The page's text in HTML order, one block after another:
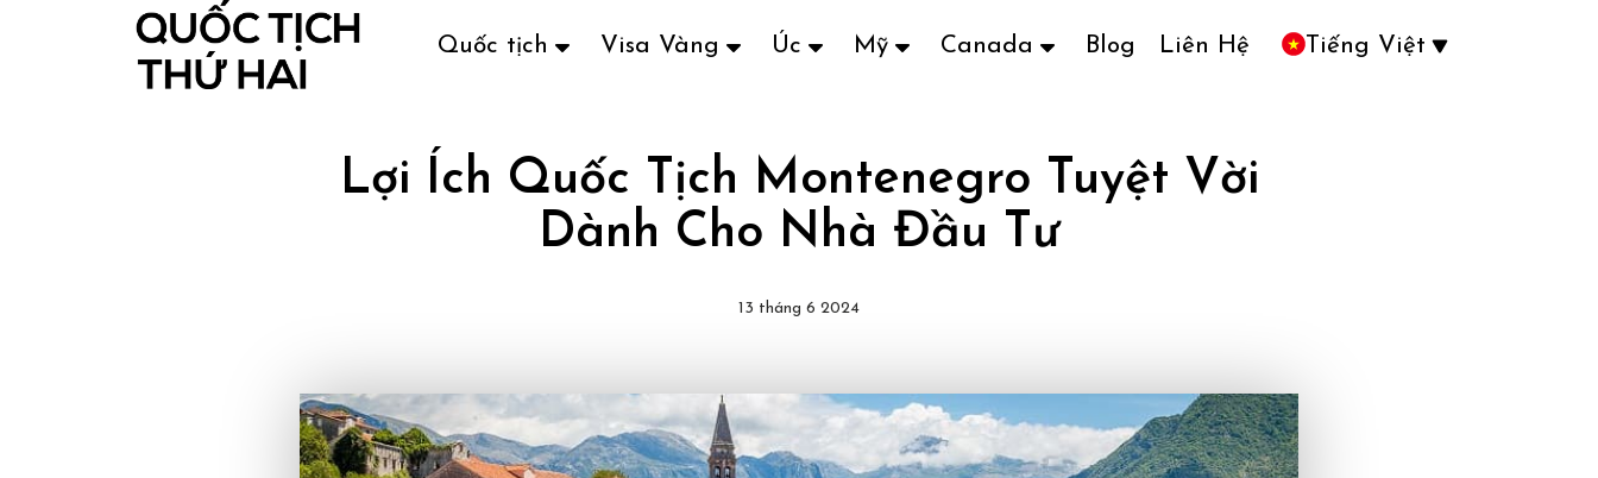
Quốc tịch Visa Vàng Úc Mỹ Canada Blog Liên Hệ Tiếng Việt
Lợi Ích Quốc Tịch Montenegro Tuyệt Vời
Dành Cho Nhà Đầu Tư
13 tháng 6 2024